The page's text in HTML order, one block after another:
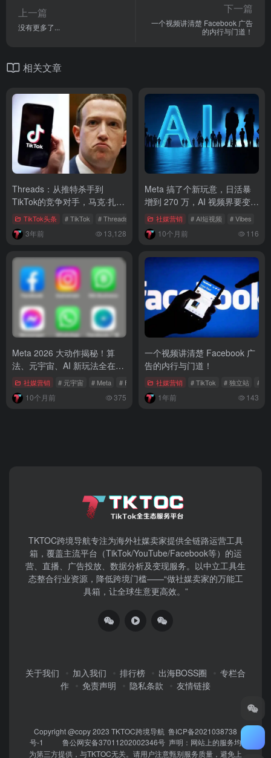
上一篇
没有更多了...
下一篇
一个视频讲清楚 Facebook 广告
的内行与门道！
相关文章
Threads：从推特杀手到
TikTok的竞争对手，马克·扎克
伯格的新挑战
TikTok头条 # TikTok # Threads # Z世代
3年前 13,128
Meta 搞了个新玩意，日活暴
增到 270 万，AI 视频界要变
天？社媒营销 # AI短视频 # Vibes
10个月前 116
Meta 2026 大动作揭秘！算
法、元宇宙、AI 新玩法全在
这！社媒营销 # 元宇宙 # Meta # Facebook
10个月前 375
一个视频讲清楚 Facebook 广
告的内行与门道！
社媒营销 # TikTok # 独立站 #
1年前 143
TKTOC跨境导航​专注为海外社媒卖家提供全链路运营工具
箱，覆盖主流平台（TikTok/YouTube/Facebook等）​的运
营、直播、广告投放、数据分析及变现服务。以中立工具生
态整合行业资源，降低跨境门槛——“做社媒卖家的万能工
具箱，让全球生意更高效。”
关于我们 加入我们 排行榜 出海BOSS圈
专栏合
作
免责声明 隐私条款 友情链接
Copyright @copy 2023 TKTOC跨境导航 鲁ICP备2021038738
号-1
鲁公网安备37011202002346号 声明：网站上的服务均
为第三方提供，与TKTOC无关。请用户注意甄别服务质量，避免上